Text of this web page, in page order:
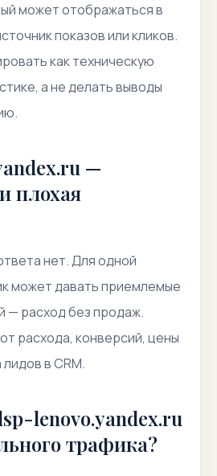
может отображаться в
показов или кликов.
как техническую
а не делать выводы
—
плохая
нет. Для одной
может давать приемлемые
— расход без продаж.
расхода, конверсий, цены
в CRM.
lenovo.yandex.ru
трафика?